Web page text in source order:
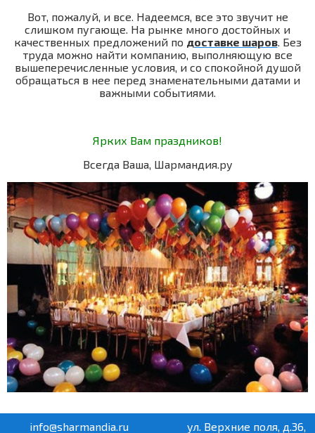
Вот, пожалуй, и все. Надеемся, все это звучит не
слишком пугающе. На рынке много достойных и
качественных предложений по доставке шаров. Без
труда можно найти компанию, выполняющую все
вышеперечисленные условия, и со спокойной душой
обращаться в нее перед знаменательными датами и
важными событиями.
Ярких Вам праздников!
Всегда Ваша, Шармандия.ру
info@sharmandia.ru
ул. Верхние поля, д.36,